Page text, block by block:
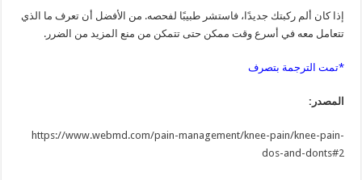
إذا كان ألم ركبتك جديدًا، فاستشر طبيبًا لفحصه. من الأفضل أن تعرف ما الذي
تتعامل معه في أسرع وقت ممكن حتى تتمكن من منع المزيد من الضرر.
*تمت الترجمة بتصرف
المصدر:
https://www.webmd.com/pain-management/knee-pain/knee-pain-
dos-and-donts#2